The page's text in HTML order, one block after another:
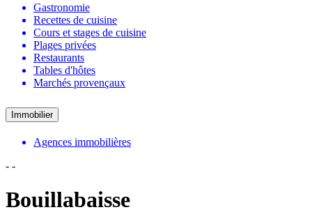
Gastronomie
Recettes de cuisine
Cours et stages de cuisine
Plages privées
Restaurants
Tables d'hôtes
Marchés provençaux
Immobilier
Agences immobilières
- -
Bouillabaisse